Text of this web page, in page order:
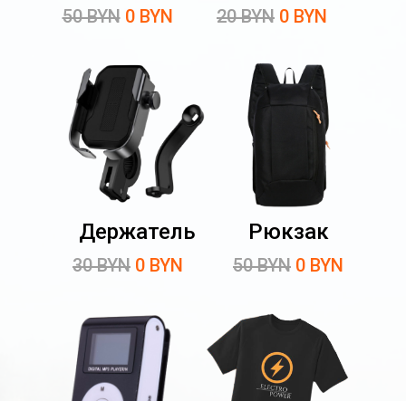
50 BYN 0 BYN
Рюкзак
50 BYN 0 BYN 20 BYN 0 BYN
30 BYN 0 BYN
Держатель